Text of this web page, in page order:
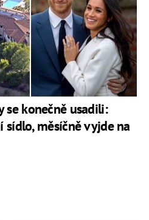
se konečně usadili:
měsíčně vyjde na